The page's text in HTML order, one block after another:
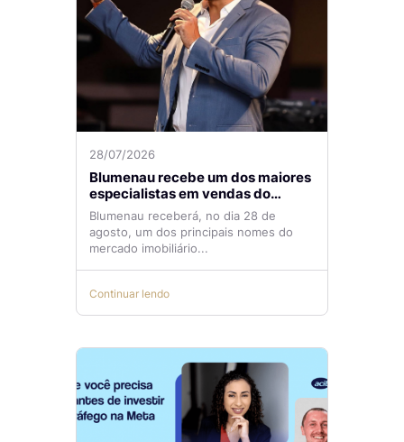
28/07/2026
Blumenau recebe um dos maiores
especialistas em vendas do
mercado imobiliário
Blumenau receberá, no dia 28 de
agosto, um dos principais nomes do
mercado imobiliário...
Continuar lendo